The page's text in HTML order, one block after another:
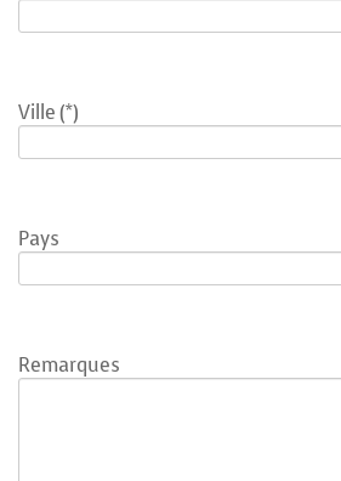
Ville(*)
Pays
Remarques